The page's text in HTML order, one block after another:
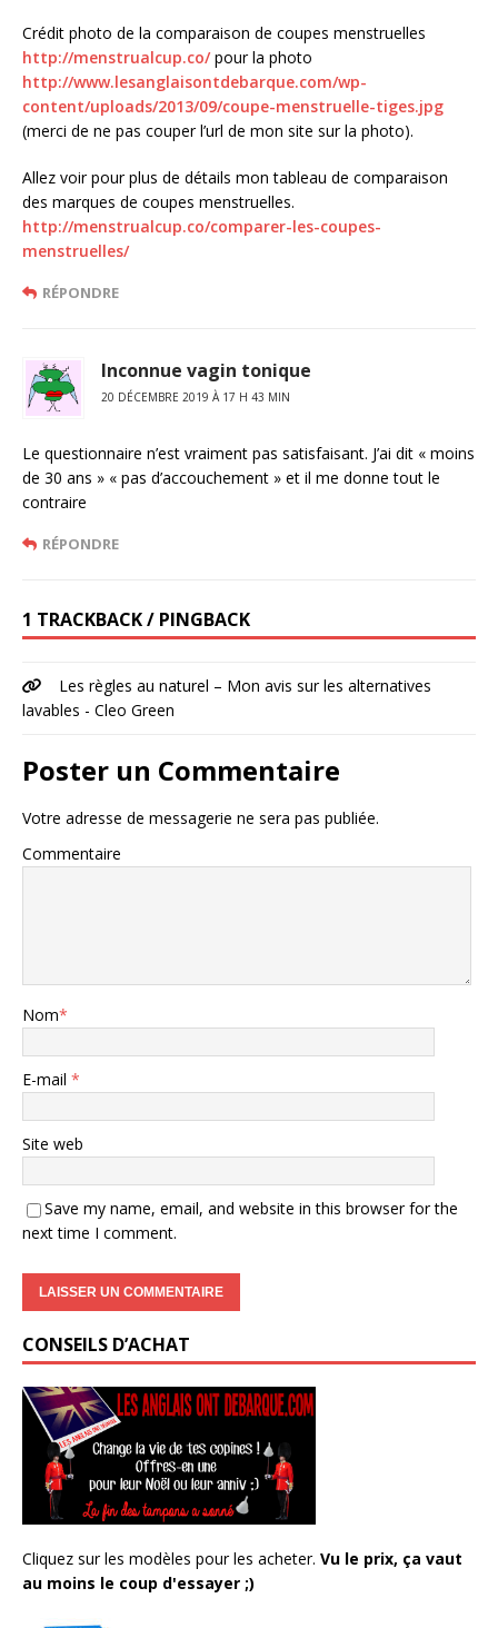
Crédit photo de la comparaison de coupes menstruelles
http://menstrualcup.co/pour la photo
http://www.lesanglaisontdebarque.com/wp-
content/uploads/2013/09/coupe-menstruelle-tiges.jpg
(merci de ne pas couper l’url de mon site sur la photo).
Allez voir pour plus de détails mon tableau de comparaison
des marques de coupes menstruelles.
http://menstrualcup.co/comparer-les-coupes-
menstruelles/
RÉPONDRE
Inconnue vagin tonique
20 DÉCEMBRE 2019 À 17 H 43 MIN
Le questionnaire n’est vraiment pas satisfaisant. J’ai dit « moins
de 30 ans » « pas d’accouchement » et il me donne tout le
contraire
RÉPONDRE
1 TRACKBACK / PINGBACK
Les règles au naturel – Mon avis sur les alternatives
lavables - Cleo Green
Poster un Commentaire
Votre adresse de messagerie ne sera pas publiée.
Commentaire
Nom*
E-mail *
Site web
Save my name, email, and website in this browser for the
next time I comment.
CONSEILS D’ACHAT
Cliquez sur les modèles pour les acheter. Vu le prix, ça vaut
au moins le coup d'essayer ;)